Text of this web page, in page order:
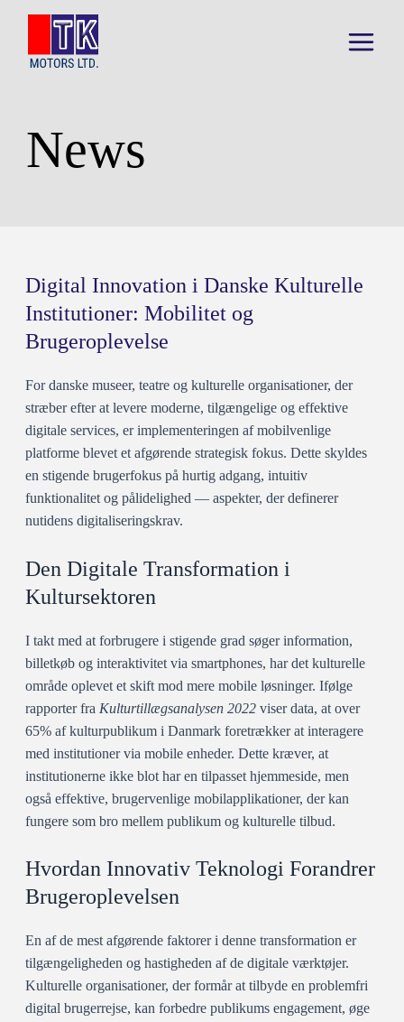
content
News
Digital Innovation i Danske Kulturelle
Institutioner: Mobilitet og
Brugeroplevelse
For danske museer, teatre og kulturelle organisationer, der
stræber efter at levere moderne, tilgængelige og effektive
digitale services, er implementeringen af mobilvenlige
platforme blevet et afgørende strategisk fokus. Dette skyldes
en stigende brugerfokus på hurtig adgang, intuitiv
funktionalitet og pålidelighed — aspekter, der definerer
nutidens digitaliseringskrav.
Den Digitale Transformation i
Kultursektoren
I takt med at forbrugere i stigende grad søger information,
billetkøb og interaktivitet via smartphones, har det kulturelle
område oplevet et skift mod mere mobile løsninger. Ifølge
rapporter fra Kulturtillægsanalysen 2022 viser data, at over
65% af kulturpublikum i Danmark foretrækker at interagere
med institutioner via mobile enheder. Dette kræver, at
institutionerne ikke blot har en tilpasset hjemmeside, men
også effektive, brugervenlige mobilapplikationer, der kan
fungere som bro mellem publikum og kulturelle tilbud.
Hvordan Innovativ Teknologi Forandrer
Brugeroplevelsen
En af de mest afgørende faktorer i denne transformation er
tilgængeligheden og hastigheden af de digitale værktøjer.
Kulturelle organisationer, der formår at tilbyde en problemfri
digital brugerrejse, kan forbedre publikums engagement, øge